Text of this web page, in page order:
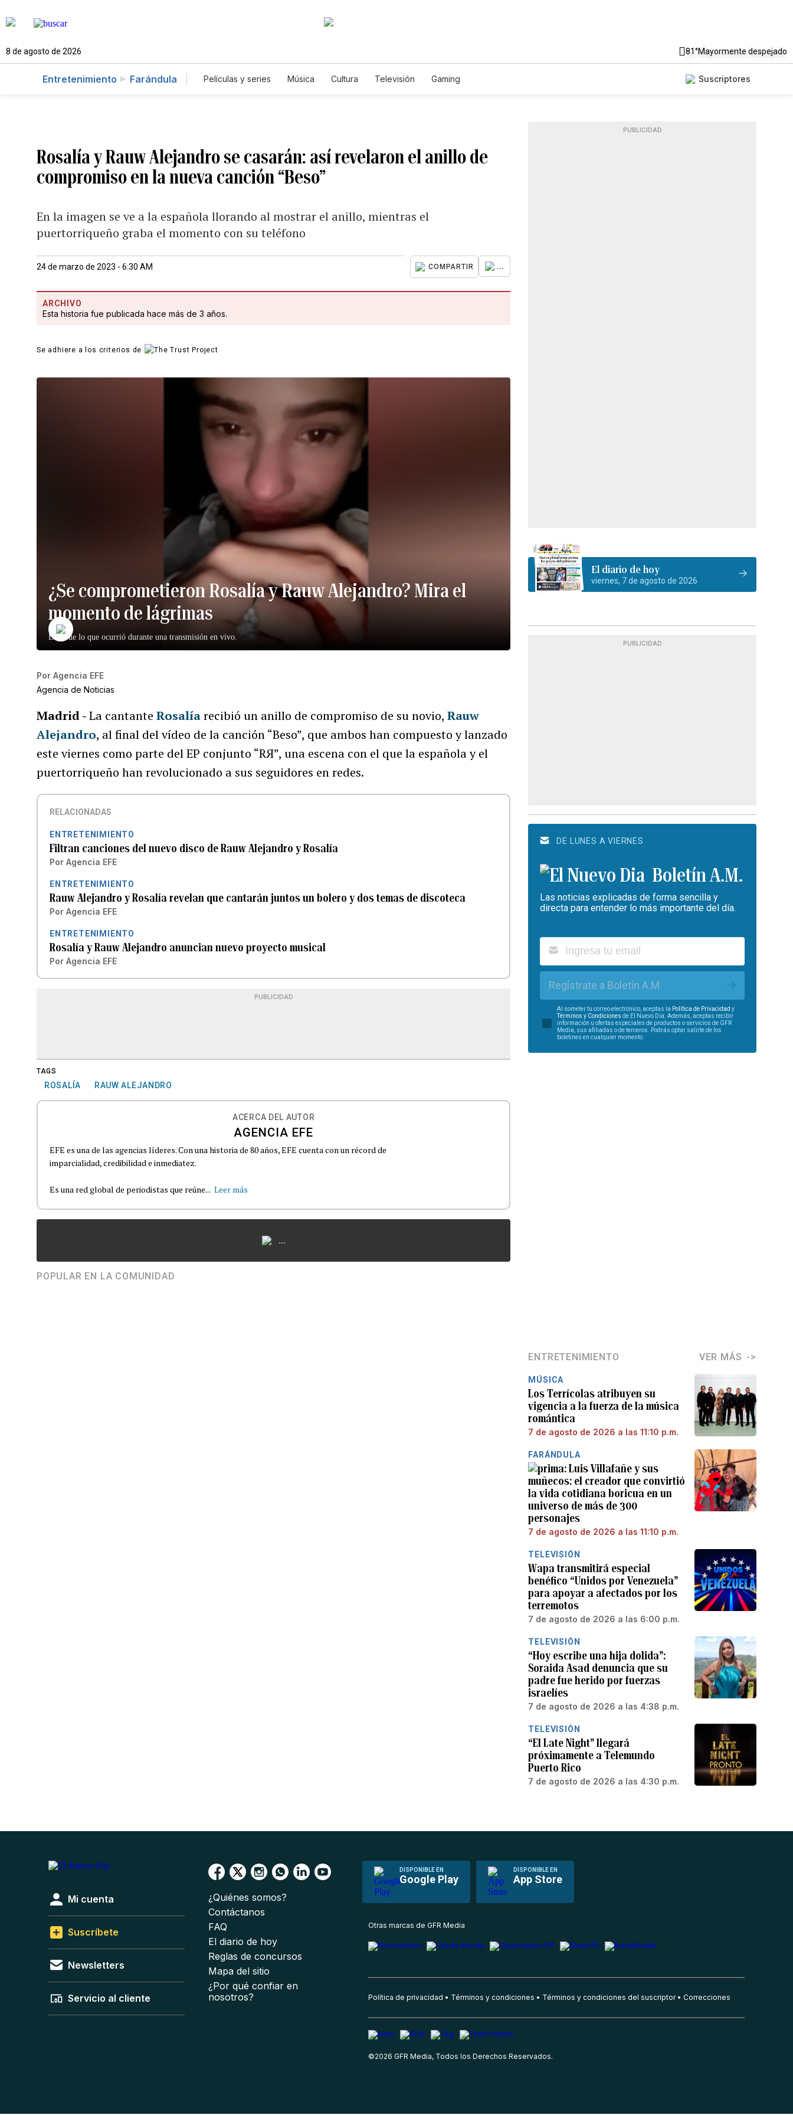
8 de agosto de 2026 81°Mayormente despejado
Entretenimiento Farándula Películas y series Música Cultura Televisión Gaming Suscriptores
Rosalía y Rauw Alejandro se casarán: así revelaron el anillo de
compromiso en la nueva canción “Beso”
En la imagen se ve a la española llorando al mostrar el anillo, mientras el
puertorriqueño graba el momento con su teléfono
24 de marzo de 2023 - 6:30 AM COMPARTIR ...
ARCHIVO
Esta historia fue publicada hace más de 3 años.
Se adhiere a los criterios de
¿Se comprometieron Rosalía y Rauw Alejandro? Mira el
momento de lágrimas
Esto fue lo que ocurrió durante una transmisión en vivo.
Por Agencia EFE
Agencia de Noticias
Madrid -La cantanteRosalíarecibió un anillo de compromiso de su novio,Rauw
Alejandro, al final del vídeo de la canción “Beso”, que ambos han compuesto y lanzado
este viernes como parte del EP conjunto “RЯ”, una escena con el que la española y el
puertorriqueño han revolucionado a sus seguidores en redes.
RELACIONADAS
ENTRETENIMIENTO
Filtran canciones del nuevo disco de Rauw Alejandro y Rosalía
Por Agencia EFE
ENTRETENIMIENTO
Rauw Alejandro y Rosalía revelan que cantarán juntos un bolero y dos temas de discoteca
Por Agencia EFE
ENTRETENIMIENTO
Rosalía y Rauw Alejandro anuncian nuevo proyecto musical
Por Agencia EFE
PUBLICIDAD
TAGS
ROSALÍA RAUW ALEJANDRO
ACERCA DEL AUTOR
AGENCIA EFE
EFE es una de las agencias líderes. Con una historia de 80 años, EFE cuenta con un récord de
imparcialidad, credibilidad e inmediatez.
Es una red global de periodistas que reúne... Leer más
...
POPULAR EN LA COMUNIDAD
PUBLICIDAD
El diario de hoy
viernes, 7 de agosto de 2026
PUBLICIDAD
DE LUNES A VIERNES
Boletín A.M.
Las noticias explicadas de forma sencilla y
directa para entender lo más importante del día.
Regístrate a Boletín A.M.
Al someter tu correo electrónico, aceptas la Política de Privacidad y
Términos y Condiciones de El Nuevo Día. Además, aceptas recibir
información u ofertas especiales de productos o servicios de GFR
Media, sus afiliadas o de terceros. Podrás optar salirte de los
boletines en cualquier momento.
ENTRETENIMIENTO VER MÁS
MÚSICA
Los Terrícolas atribuyen su
vigencia a la fuerza de la música
romántica
7 de agosto de 2026 a las 11:10 p.m.
FARÁNDULA
Luis Villafañe y sus
muñecos: el creador que convirtió
la vida cotidiana boricua en un
universo de más de 300
personajes
7 de agosto de 2026 a las 11:10 p.m.
TELEVISIÓN
Wapa transmitirá especial
benéfico “Unidos por Venezuela”
para apoyar a afectados por los
terremotos
7 de agosto de 2026 a las 6:00 p.m.
TELEVISIÓN
“Hoy escribe una hija dolida”:
Soraida Asad denuncia que su
padre fue herido por fuerzas
israelíes
7 de agosto de 2026 a las 4:38 p.m.
TELEVISIÓN
“El Late Night” llegará
próximamente a Telemundo
Puerto Rico
7 de agosto de 2026 a las 4:30 p.m.
DISPONIBLE EN
Google Play
DISPONIBLE EN
App Store
Mi cuenta
Suscríbete
Newsletters
Servicio al cliente
¿Quiénes somos?
Contáctanos
FAQ
El diario de hoy
Reglas de concursos
Mapa del sitio
¿Por qué confiar en
nosotros?
Otras marcas de GFR Media
Política de privacidad Términos y condiciones Términos y condiciones del suscriptor Correcciones
©2026 GFR Media, Todos los Derechos Reservados.